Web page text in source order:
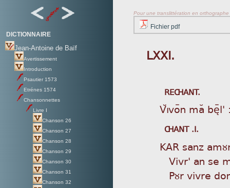
DICTIONNAIRE
Jean-Antoine de Baïf
Avertissement
Introduction
Psautier 1573
Etrénes 1574
Chansonnettes
Livre I
Chanson 26
Chanson 27
Chanson 28
Chanson 29
Chanson 30
Chanson 31
Chanson 32
Pour une translittération en
Fichier pdf
LXXI.
REÇANT.
VìÀvoÿn maÂ
ÇANT .I.
KAR sanz
Vivr' an se
Pùr vivre